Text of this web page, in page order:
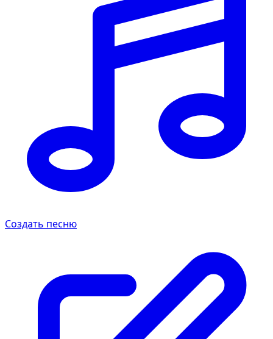
Создать песню